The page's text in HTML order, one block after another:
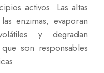
activos. Las altas
enzimas, evaporan
y degradan
son responsables